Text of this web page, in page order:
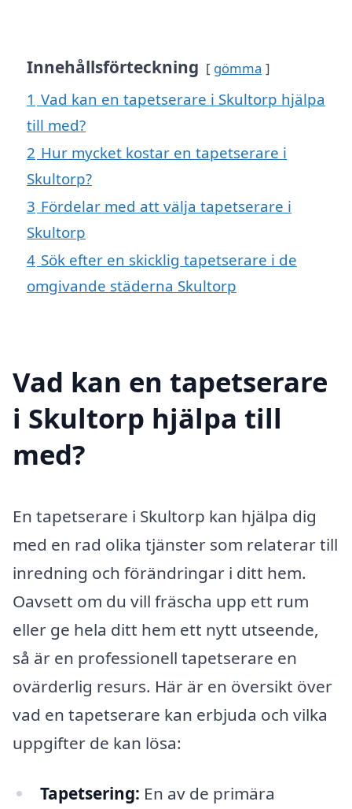
Innehållsförteckning gömma
1 Vad kan en tapetserare i Skultorp hjälpa
till med?
2 Hur mycket kostar en tapetserare i
Skultorp?
3 Fördelar med att välja tapetserare i
Skultorp
4 Sök efter en skicklig tapetserare i de
omgivande städerna Skultorp
Vad kan en tapetserare
i Skultorp hjälpa till
med?
En tapetserare i Skultorp kan hjälpa dig
med en rad olika tjänster som relaterar till
inredning och förändringar i ditt hem.
Oavsett om du vill fräscha upp ett rum
eller ge hela ditt hem ett nytt utseende,
så är en professionell tapetserare en
ovärderlig resurs. Här är en översikt över
vad en tapetserare kan erbjuda och vilka
uppgifter de kan lösa:
Tapetsering: En av de primära